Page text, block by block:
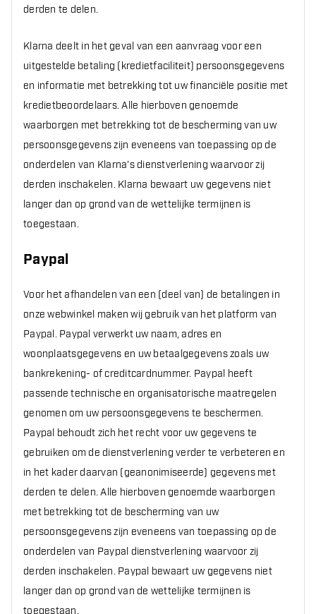
derden te delen.
Klarna deelt in het geval van een aanvraag voor een
uitgestelde betaling (kredietfaciliteit) persoonsgegevens
en informatie met betrekking tot uw financiële positie met
kredietbeoordelaars. Alle hierboven genoemde
waarborgen met betrekking tot de bescherming van uw
persoonsgegevens zijn eveneens van toepassing op de
onderdelen van Klarna’s dienstverlening waarvoor zij
derden inschakelen. Klarna bewaart uw gegevens niet
langer dan op grond van de wettelijke termijnen is
toegestaan.
Paypal
Voor het afhandelen van een (deel van) de betalingen in
onze webwinkel maken wij gebruik van het platform van
Paypal. Paypal verwerkt uw naam, adres en
woonplaatsgegevens en uw betaalgegevens zoals uw
bankrekening- of creditcardnummer. Paypal heeft
passende technische en organisatorische maatregelen
genomen om uw persoonsgegevens te beschermen.
Paypal behoudt zich het recht voor uw gegevens te
gebruiken om de dienstverlening verder te verbeteren en
in het kader daarvan (geanonimiseerde) gegevens met
derden te delen. Alle hierboven genoemde waarborgen
met betrekking tot de bescherming van uw
persoonsgegevens zijn eveneens van toepassing op de
onderdelen van Paypal dienstverlening waarvoor zij
derden inschakelen. Paypal bewaart uw gegevens niet
langer dan op grond van de wettelijke termijnen is
toegestaan.